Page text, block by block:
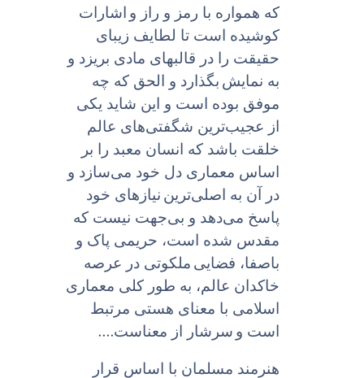
که همواره با رمز و راز و اشارات
کوشیده است تا لطایف زیباى
حقیقت را در قالبهاى مادى بریزد و
به نمایش بگذارد و الحق که چه
موفق بوده است و این شاید یکى
از عجیب‌ترین شگفتی‌هاى عالم
خلقت باشد که انسان معبد را بر
اساس معمارى دل خود می‌سازد و
در آن به اصلی‌ترین نیازهاى خود
پاسخ می‌دهد و بی‌جهت نیست که
مقدس شده است، حریمى پاک و
باصفا، فضایى ملکوتى در عرصه
خاکدان عالم، به طور کلى معمارى
اسلامى با معناى هستى مرتبط
است و سرشار از معناست....
هنرمند مسلمان با اساس قرار